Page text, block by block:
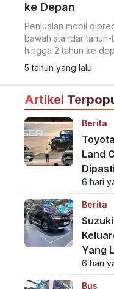
ke Depan
Penjualan mobil
bawah standar
hingga 2 tahun ke
pandemi virus Corona.
5 tahun yang lalu
Artikel
Berita
Land
6 hari
Berita
Yang
6 hari
Bus